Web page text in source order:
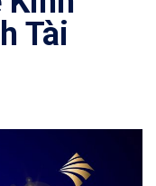
Tài